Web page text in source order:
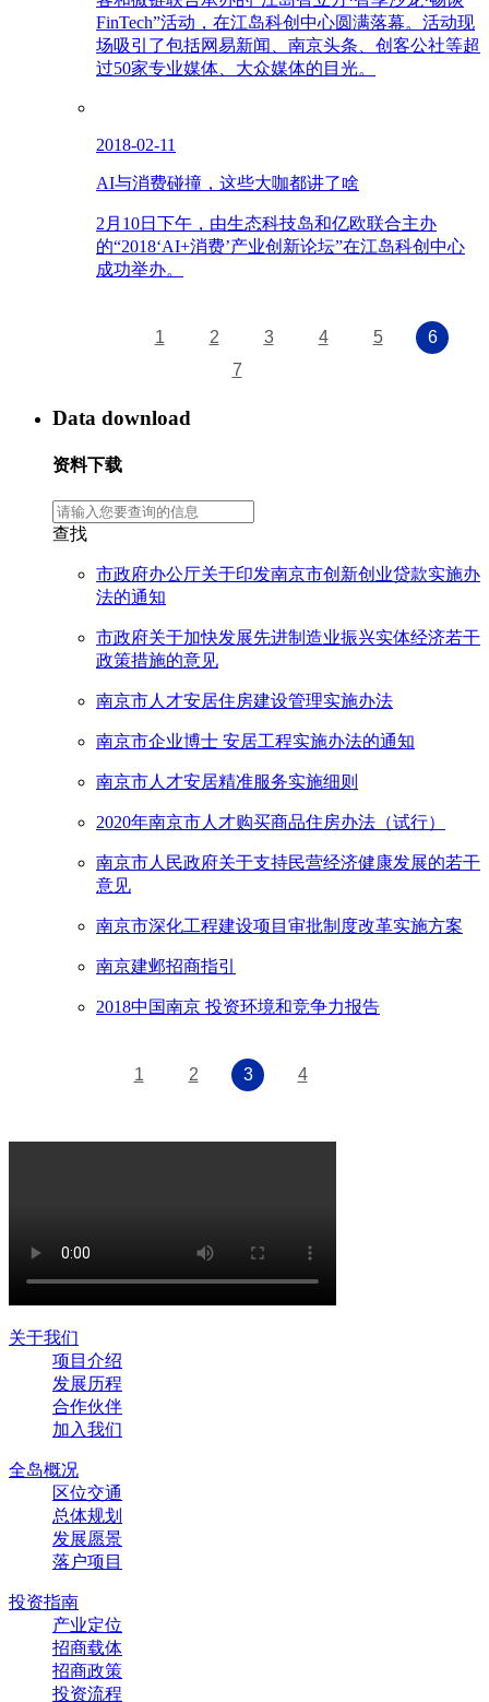
FinTech”活动，在江岛科创中心圆满落幕。活动现
场吸引了包括网易新闻、南京头条、创客公社等超
过50家专业媒体、大众媒体的目光。
2018-02-11
AI与消费碰撞，这些大咖都讲了啥
2月10日下午，由生态科技岛和亿欧联合主办
的“2018‘AI+消费’产业创新论坛”在江岛科创中心
成功举办。
1 2 3 4 5
6
7
Data download
资料下载
查找
市政府办公厅关于印发南京市创新创业贷款实施办
法的通知
市政府关于加快发展先进制造业振兴实体经济若干
政策措施的意见
南京市人才安居住房建设管理实施办法
南京市企业博士 安居工程实施办法的通知
南京市人才安居精准服务实施细则
2020年南京市人才购买商品住房办法（试行）
南京市人民政府关于支持民营经济健康发展的若干
意见
南京市深化工程建设项目审批制度改革实施方案
南京建邺招商指引
2018中国南京 投资环境和竞争力报告
1 2 3 4
关于我们
项目介绍
发展历程
合作伙伴
加入我们
全岛概况
区位交通
总体规划
发展愿景
落户项目
投资指南
产业定位
招商载体
招商政策
投资流程